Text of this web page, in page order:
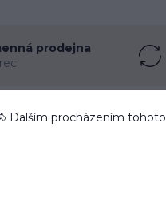
prodejna
Dalším procházením tohoto